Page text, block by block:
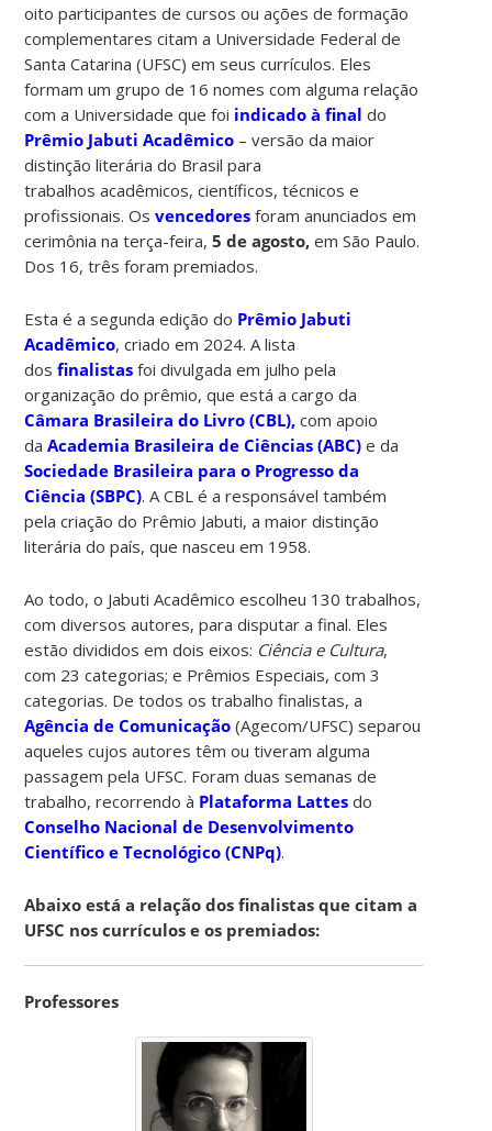
oito participantes de cursos ou ações de formação
complementares citam a Universidade Federal de
Santa Catarina (UFSC) em seus currículos. Eles
formam um grupo de 16 nomes com alguma relação
com a Universidade que foi indicado à final do
Prêmio Jabuti Acadêmico – versão da maior
distinção literária do Brasil para
trabalhos acadêmicos, científicos, técnicos e
profissionais. Osvencedores foram anunciados em
cerimônia na terça-feira,5 de agosto, em São Paulo.
Dos 16, três foram premiados.
Esta é a segunda edição do Prêmio Jabuti
Acadêmico, criado em 2024. A lista
dosfinalistas foi divulgada em julho pela
organização do prêmio, que está a cargo da
Câmara Brasileira do Livro (CBL), com apoio
daAcademia Brasileira de Ciências (ABC) e da
Sociedade Brasileira para o Progresso da
Ciência (SBPC). A CBL é a responsável também
pela criação do Prêmio Jabuti, a maior distinção
literária do país, que nasceu em 1958.
Ao todo, o Jabuti Acadêmico escolheu 130 trabalhos,
com diversos autores, para disputar a final. Eles
estão divididos em dois eixos: Ciência e Cultura,
com 23 categorias; e Prêmios Especiais, com 3
categorias. De todos os trabalho finalistas, a
Agência de Comunicação (Agecom/UFSC) separou
aqueles cujos autores têm ou tiveram alguma
passagem pela UFSC. Foram duas semanas de
trabalho, recorrendo à Plataforma Lattes do
Conselho Nacional de Desenvolvimento
Científico e Tecnológico (CNPq).
Abaixo está a relação dos finalistas que citam a
UFSC nos currículos e os premiados:
Professores